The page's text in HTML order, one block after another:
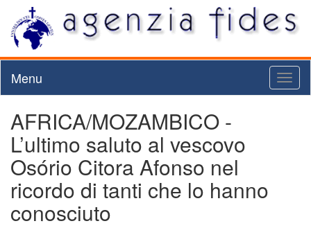
Menu
AFRICA/MOZAMBICO -
L’ultimo saluto al vescovo
Osório Citora Afonso nel
ricordo di tanti che lo hanno
conosciuto